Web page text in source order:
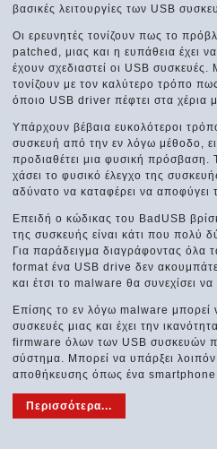
βασικές λειτουργίες των USB
Οι ερευνητές τονίζουν πως το
patched, μιας και η ευπάθεια έχει
έχουν σχεδιαστεί οι USB συσκευές.
τονίζουν με τον καλύτερο τρόπο
όποιο USB driver πέφτει στα χέρια
Υπάρχουν βέβαια ευκολότεροι
συσκευή από την εν λόγω μέθοδο,
προδιαθέτει μια φυσική πρόσβαση.
χάσει το φυσικό έλεγχο της
αδύνατο να καταφέρει να αποφύγει
Επειδή ο κώδικας του BadUSB
της συσκευής είναι κάτι που πολύ
Για παράδειγμα διαγράφοντας όλα
format ένα USB drive δεν
και έτσι το malware θα συνεχίσει να
Επίσης το εν λόγω malware μπορεί
συσκευές μιας και έχει την
firmware όλων των USB συσκευών
σύστημα. Μπορεί να υπάρξει
αποθήκευσης όπως ένα smartphone
Περισσότερα...